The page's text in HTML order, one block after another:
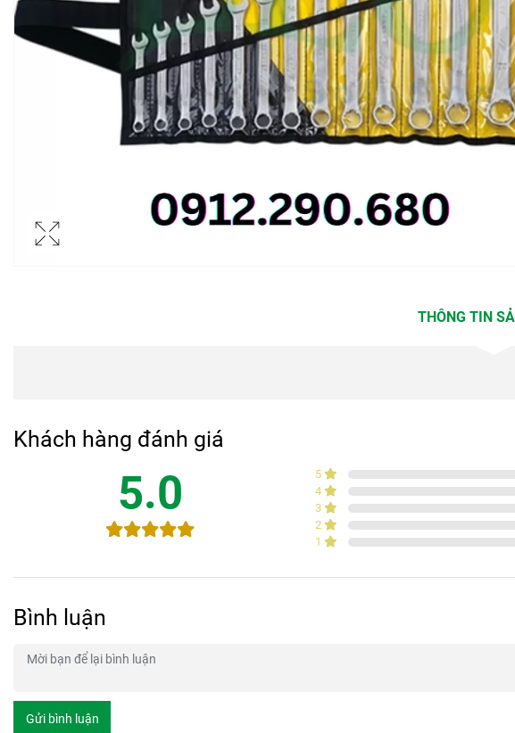
THÔNG TIN
Khách hàng đánh giá
5.0 5
4
3
2
1
Bình luận
Gửi bình luận